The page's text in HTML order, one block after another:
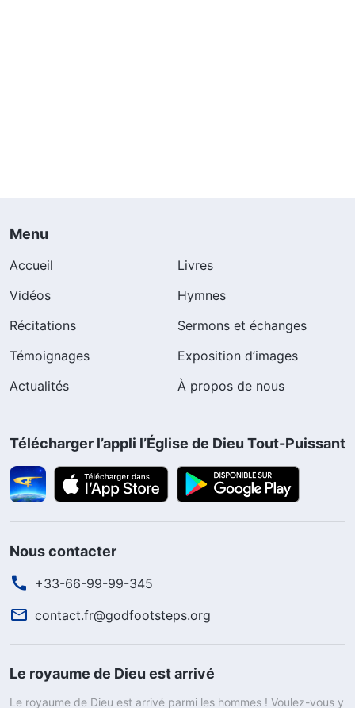
Menu
Accueil
Livres
Vidéos
Hymnes
Récitations
Sermons et échanges
Témoignages
Exposition d’images
Actualités
À propos de nous
Télécharger l’appli l’Église de Dieu Tout-Puissant
Nous contacter
+33-66-99-99-345
contact.fr@godfootsteps.org
Le royaume de Dieu est arrivé
Le royaume de Dieu est arrivé parmi les hommes ! Voulez-vous y